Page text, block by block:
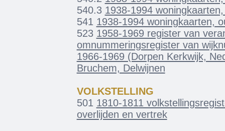
540.3 1938-1994
541 1938-1994 woningkaarten,
523 1958-1969 register van
omnummeringsregister van
1966-1969 (Dorpen Kerkwijk,
Bruchem, Delwijnen
VOLKSTELLING
501 1810-1811
overlijden en vertrek